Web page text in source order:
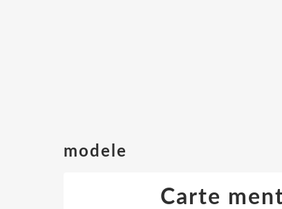
modele
Carte